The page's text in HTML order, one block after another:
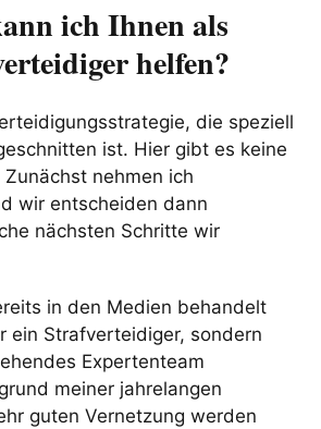
ich Ihnen als
helfen?
die speziell
ist. Hier gibt es keine
nehmen ich
wir entscheiden dann
nächsten Schritte wir
in den Medien behandelt
ein Strafverteidiger, sondern
Expertenteam
meiner jahrelangen
guten Vernetzung werden